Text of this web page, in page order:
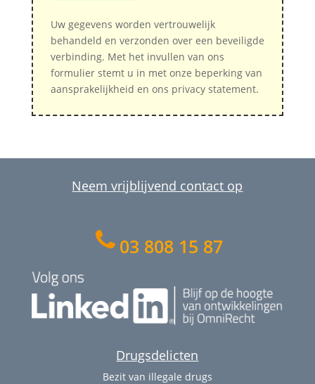
Uw gegevens worden vertrouwelijk
behandeld en verzonden over een beveiligde
verbinding. Met het invullen van ons
formulier stemt u in met onze beperking van
aansprakelijkheid en ons privacy statement.
Neem vrijblijvend contact op
03 808 15 87
Drugsdelicten
Bezit van illegale drugs